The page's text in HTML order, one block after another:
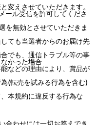
変えさせていただきます。
ル受信を許可してくださ
を無効とさせていただきま
ても当選者からのお届け先
でも、通信トラブル等の事
かった場合
などの理由により、賞品が
(転売を試みる行為を含む)
本規約に違反する行為な
合わせには一切お答えでき